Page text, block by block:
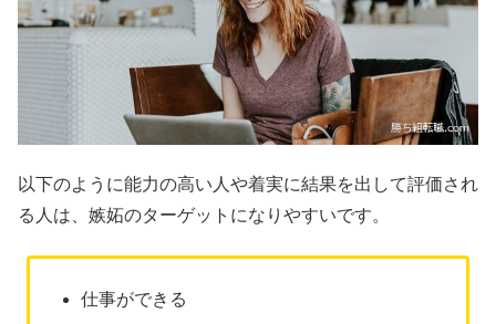
以下のように能力の高い人や着実に結果を出して評価され
る人は、嫉妬のターゲットになりやすいです。
仕事ができる